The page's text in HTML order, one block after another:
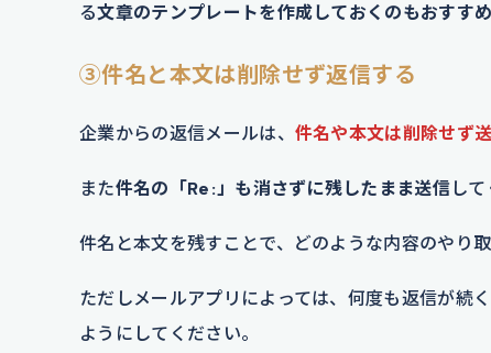
る文章のテンプレートを作成しておくのもおすすめ
③件名と本文は削除せず返信する
企業からの返信メールは、 件名や本文は削除せず
また件名の「Re:」も消さずに残したまま送信 して
件名と本文を残すことで、どのような内容のやり
ただしメールアプリによっては、何度も返信が続
ようにしてください。